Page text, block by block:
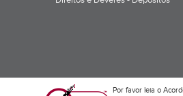
Por favor leia o